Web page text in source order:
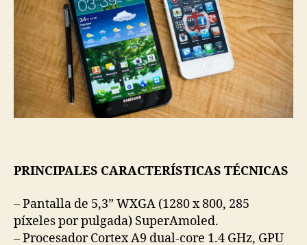
PRINCIPALES CARACTERÍSTICAS TÉCNICAS
– Pantalla de 5,3” WXGA (1280 x 800, 285
píxeles por pulgada) SuperAmoled.
– Procesador Cortex A9 dual-core 1.4 GHz, GPU